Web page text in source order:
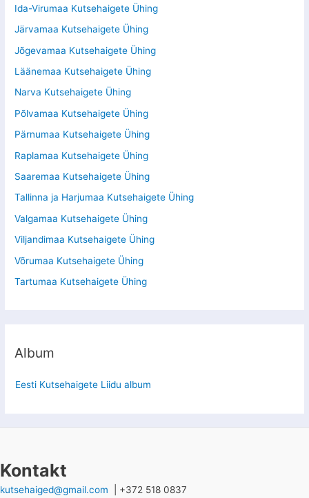
Ida-Virumaa Kutsehaigete Ühing
Järvamaa Kutsehaigete Ühing
Jõgevamaa Kutsehaigete Ühing
Läänemaa Kutsehaigete Ühing
Narva Kutsehaigete Ühing
Põlvamaa Kutsehaigete Ühing
Pärnumaa Kutsehaigete Ühing
Raplamaa Kutsehaigete Ühing
Saaremaa Kutsehaigete Ühing
Tallinna ja Harjumaa Kutsehaigete Ühing
Valgamaa Kutsehaigete Ühing
Viljandimaa Kutsehaigete Ühing
Võrumaa Kutsehaigete Ühing
Tartumaa Kutsehaigete Ühing
Album
Eesti Kutsehaigete Liidu album
Kontakt
kutsehaiged@gmail.com | +372 518 0837